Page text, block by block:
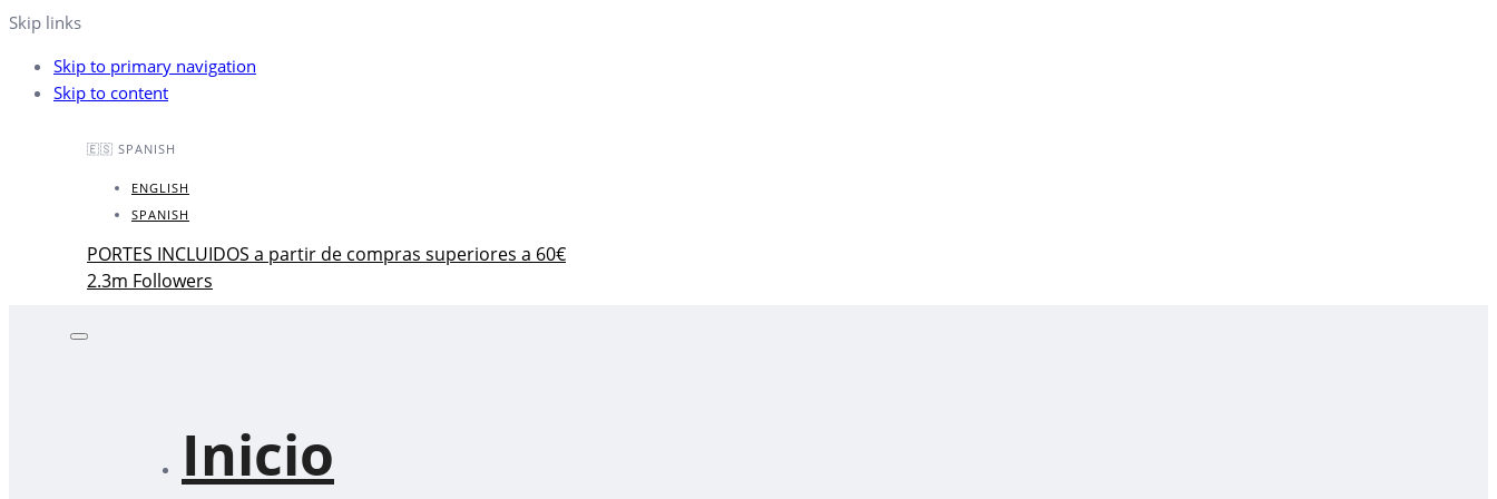
Skip links
Skip to primary navigation
Skip to content
🇪🇸 SPANISH
ENGLISH
SPANISH
PORTES INCLUIDOS a partir de compras superiores a 60€
2.3m Followers
Inicio